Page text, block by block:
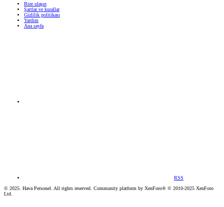
Bize ulaşın
Şartlar ve kurallar
Gizlilik politikası
Yardım
Ana sayfa
RSS
© 2025. Hava Personel. All rights reserved. Community platform by XenForo® © 2010-2025 XenForo
Ltd.